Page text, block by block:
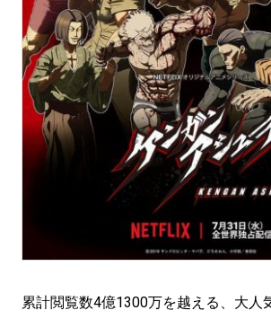
累計閲覧数4億1300万を越える、大人